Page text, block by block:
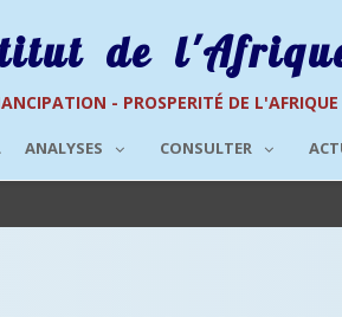
de
- PROSPERITÉ DE L'AFRIQUE
ANALYSES CONSULTER